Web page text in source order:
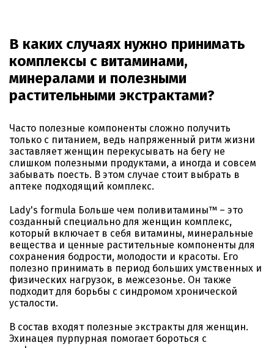
В каких случаях нужно принимать
комплексы с витаминами,
минералами и полезными
растительными экстрактами?
Часто полезные компоненты сложно получить
только с питанием, ведь напряженный ритм жизни
заставляет женщин перекусывать на бегу не
слишком полезными продуктами, а иногда и совсем
забывать поесть. В этом случае стоит выбрать в
аптеке подходящий комплекс.
Lady's formula Больше чем поливитамины™ – это
созданный специально для женщин комплекс,
который включает в себя витамины, минеральные
вещества и ценные растительные компоненты для
сохранения бодрости, молодости и красоты. Его
полезно принимать в период больших умственных и
физических нагрузок, в межсезонье. Он также
подходит для борьбы с синдромом хронической
усталости.
В состав входят полезные экстракты для женщин.
Эхинацея пурпурная помогает бороться с